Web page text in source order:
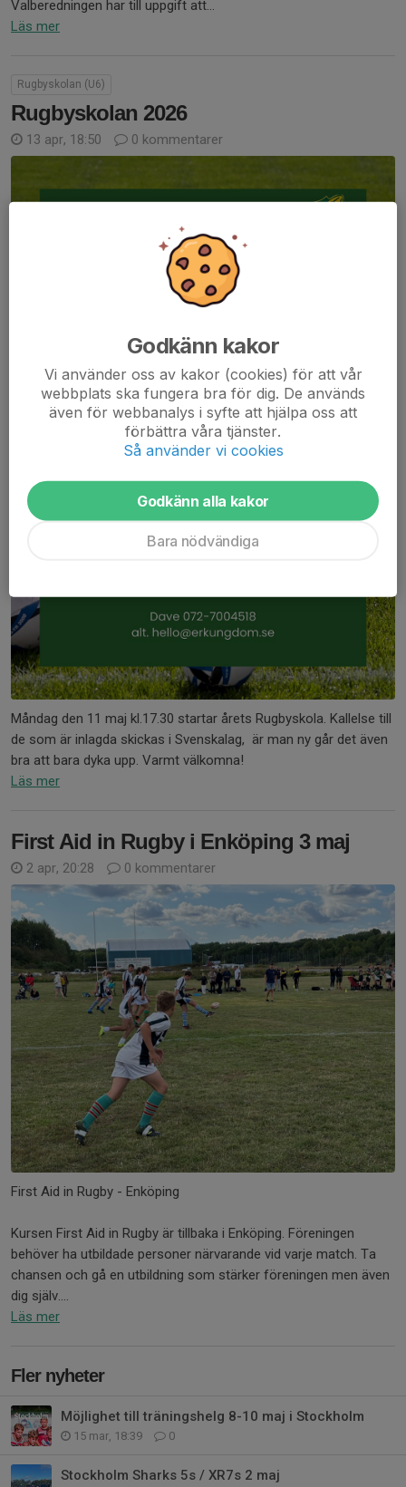
Valberedningen har till uppgift att...
Läs mer
Rugbyskolan (U6)
Rugbyskolan 2026
13 apr, 18:50 0 kommentarer
Måndag den 11 maj kl.17.30 startar årets Rugbyskola. Kallelse till
de som är inlagda skickas i Svenskalag, är man ny går det även
bra att bara dyka upp. Varmt välkomna!
Läs mer
First Aid in Rugby i Enköping 3 maj
2 apr, 20:28 0 kommentarer
First Aid in Rugby - Enköping
Kursen First Aid in Rugby är tillbaka i Enköping. Föreningen
behöver ha utbildade personer närvarande vid varje match. Ta
chansen och gå en utbildning som stärker föreningen men även
dig själv....
Läs mer
Fler nyheter
Möjlighet till träningshelg 8-10 maj i Stockholm
15 mar, 18:39 0
Stockholm Sharks 5s / XR7s 2 maj
Godkänn kakor
Vi använder oss av kakor (cookies) för att vår
webbplats ska fungera bra för dig. De används
även för webbanalys i syfte att hjälpa oss att
förbättra våra tjänster.
Så använder vi cookies
Godkänn alla kakor
Bara nödvändiga